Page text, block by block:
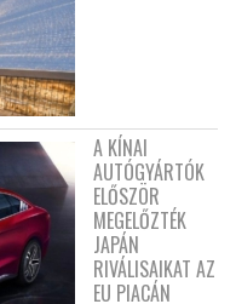
A KÍNAI
AUTÓGYÁRTÓK
ELŐSZÖR
MEGELŐZTÉK
JAPÁN
RIVÁLISAIKAT AZ
EU PIACÁN